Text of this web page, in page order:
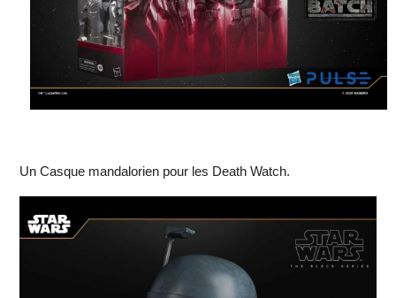
Un Casque mandalorien pour les Death Watch.